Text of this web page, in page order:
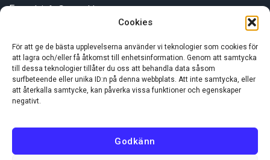
Cookies
För att ge de bästa upplevelserna använder vi teknologier som cookies för
att lagra och/eller få åtkomst till enhetsinformation. Genom att samtycka
till dessa teknologier tillåter du oss att behandla data såsom
surfbeteende eller unika ID:n på denna webbplats. Att inte samtycka, eller
att återkalla samtycke, kan påverka vissa funktioner och egenskaper
negativt.
Godkänn
E-post:info@aamobler.se
INFORMATION
Om oss